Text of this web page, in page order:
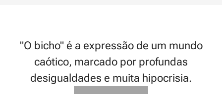
"O bicho" é a expressão de um mundo
caótico, marcado por profundas
desigualdades e muita hipocrisia.